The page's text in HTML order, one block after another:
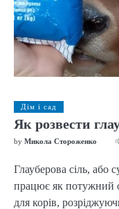
Дім і сад
Як розвести
by Микола Стороженко
Глауберова сіль, або
працює як потужний
для корів,